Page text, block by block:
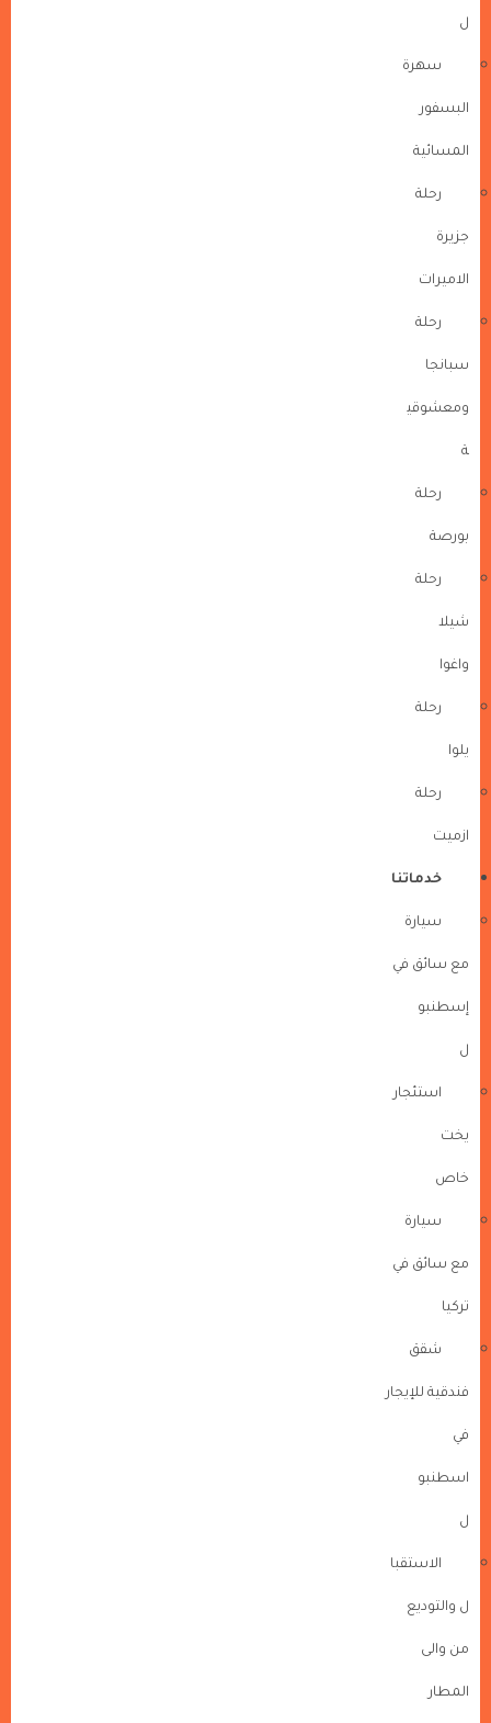
ل
سهرة
البسفور
المسائية
رحلة
جزيرة
الاميرات
رحلة
سبانجا
ومعشوقي
ة
رحلة
بورصة
رحلة
شيلا
واغوا
رحلة
يلوا
رحلة
ازميت
خدماتنا
سيارة
مع سائق في
إسطنبو
ل
استئجار
يخت
خاص
سيارة
مع سائق في
تركيا
شقق
فندقية للإيجار
في
اسطنبو
ل
الاستقبا
ل والتوديع
من والى
المطار